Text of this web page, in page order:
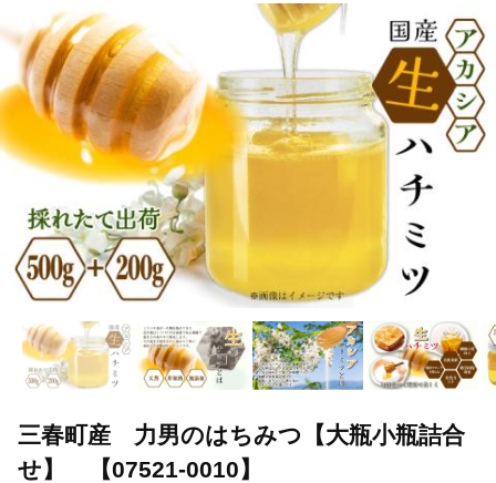
加工食品 三春町産 力男のはちみつ【大
TOP 加工食品 はちみつ 三春町産 力男
三春町産 力男のはちみつ【大瓶小瓶詰合
せ】 【07521-0010】